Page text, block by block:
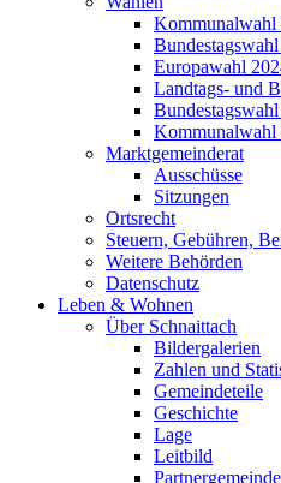
Kommunalwahl
Europawahl
Landtags- und
Bundestagswahl
Kommunalwahl
Marktgemeinderat
Ausschüsse
Sitzungen
Ortsrecht
Steuern, Gebühren,
Weitere Behörden
Datenschutz
Leben & Wohnen
Über Schnaittach
Bildergalerien
Zahlen und
Gemeindeteile
Geschichte
Lage
Leitbild